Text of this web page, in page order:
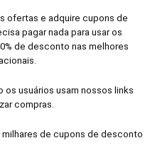
ofertas e adquire cupons de
pagar nada para usar os
de desconto nas melhores
usuários usam nossos links
compras.
de cupons de desconto